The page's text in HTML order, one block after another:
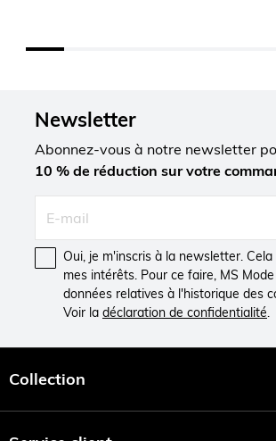
Newsletter
Abonnez-vous à notre newsletter
10 % de réduction sur votre
Oui, je m'inscris à la newsletter.
mes intérêts. Pour ce faire, MS
données relatives à l'historique des
Voir la déclaration de confidentialité.
Collection